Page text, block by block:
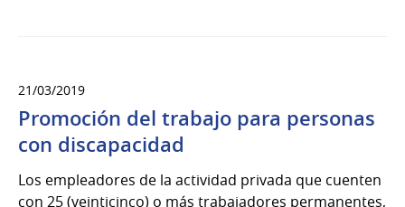
21/03/2019
Promoción del trabajo para personas
con discapacidad
Los empleadores de la actividad privada que cuenten
con 25 (veinticinco) o más trabajadores permanentes,